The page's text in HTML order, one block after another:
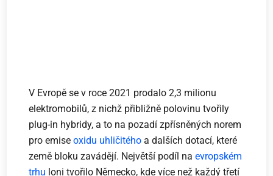
V Evropě se v roce 2021 prodalo 2,3 milionu
elektromobilů, z nichž přibližně polovinu tvořily
plug-in hybridy, a to na pozadí zpřísněných norem
pro emiseoxidu uhličitého a dalších dotací, které
země bloku zavádějí. Největší podíl naevropském
trhu loni tvořilo Německo, kde více než každý třetí